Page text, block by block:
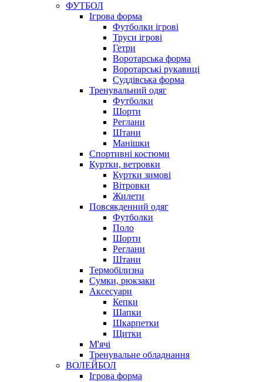
ФУТБОЛ
Ігрова форма
Футболки ігрові
Труси ігрові
Гетри
Воротарська форма
Воротарські рукавиці
Суддівська форма
Тренувальний одяг
Футболки
Шорти
Реглани
Штани
Манішки
Спортивні костюми
Куртки, ветровки
Куртки зимові
Вітровки
Жилети
Повсякденний одяг
Футболки
Поло
Шорти
Реглани
Штани
Термобілизна
Сумки, рюкзаки
Аксесуари
Кепки
Шапки
Шкарпетки
Щитки
М'ячі
Тренувальне обладнання
ВОЛЕЙБОЛ
Ігрова форма